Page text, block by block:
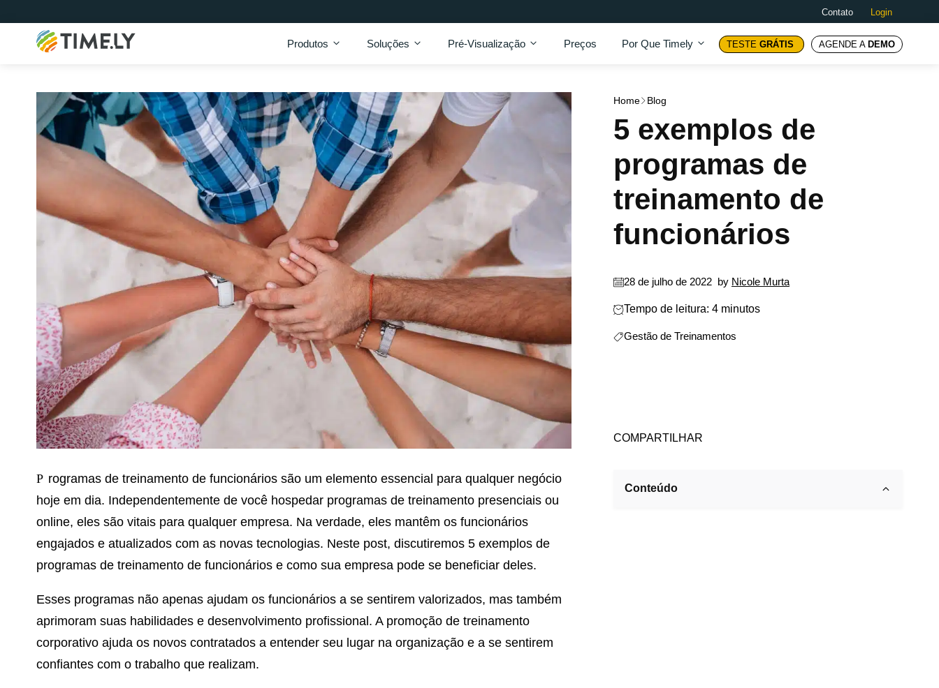
Contato Login
Timely
Produtos Soluções Pré-Visualização Preços Por Que Timely TESTE GRÁTIS AGENDE A DEMO
Home Blog
5 exemplos de
programas de
treinamento de
funcionários
28 de julho de 2022 by Nicole Murta
Tempo de leitura: 4 minutos
Gestão de Treinamentos
COMPARTILHAR
Programas de treinamento de funcionários são um elemento essencial para qualquer negócio
hoje em dia. Independentemente de você hospedar programas de treinamento presenciais ou
online, eles são vitais para qualquer empresa. Na verdade, eles mantêm os funcionários
engajados e atualizados com as novas tecnologias. Neste post, discutiremos 5 exemplos de
programas de treinamento de funcionários e como sua empresa pode se beneficiar deles.
Esses programas não apenas ajudam os funcionários a se sentirem valorizados, mas também
aprimoram suas habilidades e desenvolvimento profissional. A promoção de treinamento
corporativo ajuda os novos contratados a entender seu lugar na organização e a se sentirem
confiantes com o trabalho que realizam.
Conteúdo